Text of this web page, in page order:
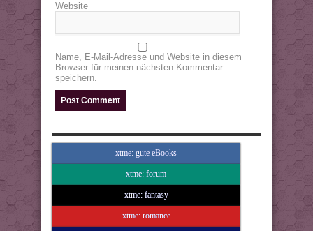
Website
Name, E-Mail-Adresse und Website in diesem
Browser für meinen nächsten Kommentar
speichern.
xtme: gute eBooks
xtme: forum
xtme: fantasy
xtme: romance